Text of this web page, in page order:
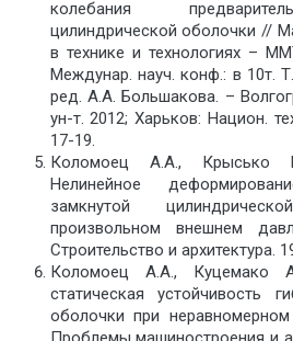
колебания
цилиндрической оболочки //
в технике и технологиях –
Междунар. науч. конф.: в 10т.
ред. А.А. Большакова. –
ун-т. 2012; Харьков: Национ.
17-19.
Коломоец А.А., Крысько
Нелинейное
замкнутой
произвольном внешнем
Строительство и архитектура.
Коломоец А.А., Куцемако
статическая устойчивость
оболочки при